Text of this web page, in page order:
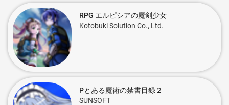
RPG エルピシアの魔剣少女
Kotobuki Solution Co., Ltd.
Pとある魔術の禁書目録２
SUNSOFT